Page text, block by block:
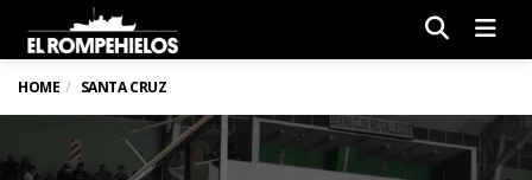
HOME SANTA CRUZ